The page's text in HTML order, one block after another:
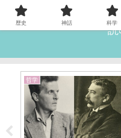
読
哲学
歴史 神話 科学